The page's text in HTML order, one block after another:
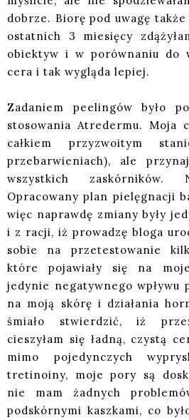
dobrze. Biorę pod uwagę
ostatnich 3 miesięcy
obiektyw i w porównaniu do
cera i tak wygląda lepiej.
Zadaniem peelingów było
stosowania Atredermu. Moja
całkiem przyzwoitym
przebarwieniach), ale
wszystkich
Opracowany plan pielęgnacji
więc naprawdę zmiany były
i z racji, iż prowadzę bloga
sobie na przetestowanie
które pojawiały się na
jedynie negatywnego wpływu
na moją skórę i działania
śmiało stwierdzić, iż
cieszyłam się ładną, czystą
mimo pojedynczych
tretinoiny, moje pory są
nie mam żadnych
podskórnymi kaszkami, co